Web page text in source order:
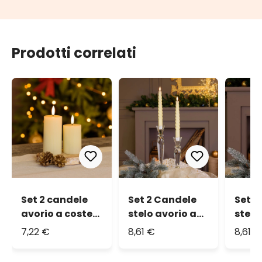
Prodotti correlati
Set 2 candele
avorio a coste
in cera, fiamma
7,22 €
Set 2 Candele
stelo avorio a
spirale in cera,
8,61 €
Set
stelo
8,61 €